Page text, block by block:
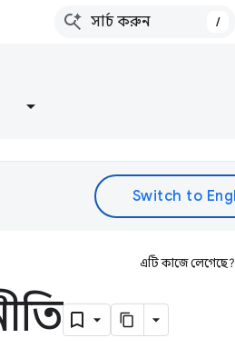
/
এটি কাজে লেগেছে?